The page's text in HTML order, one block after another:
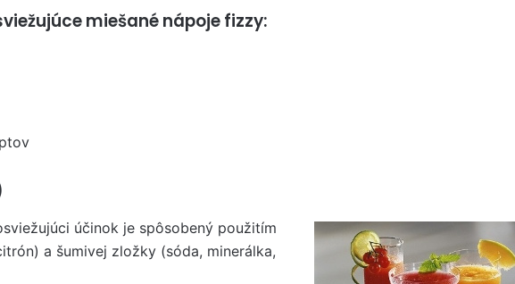
miešané nápoje fizzy:
účinok je spôsobený použitím
a šumivej zložky (sóda, minerálka,